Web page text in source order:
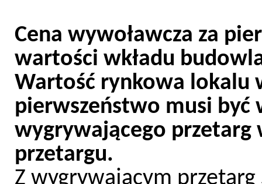
Cena wywoławcza za
wartości wkładu
Wartość rynkowa lokalu
pierwszeństwo musi być
wygrywającego
przetargu.
Z wygrywającym przetarg